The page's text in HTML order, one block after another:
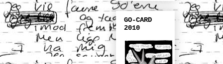
GO-CARD
2010